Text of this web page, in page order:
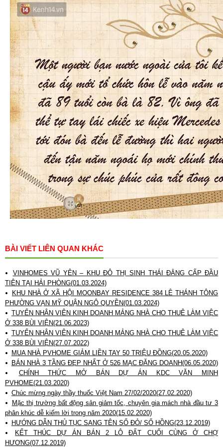
BÀI VIẾT LIÊN QUAN KHÁC
VINHOMES VŨ YÊN – KHU ĐÔ THỊ SINH THÁI ĐẲNG CẤP ĐẦU
TIÊN TẠI HẢI PHÒNG(01.03.2024)
KHU NHÀ Ở XÃ HỘI MOONBAY RESIDENCE 384 LÊ THÁNH TÔNG
PHƯỜNG VẠN MỸ QUẬN NGÔ QUYỀN(01.03.2024)
TUYỂN NHÂN VIÊN KINH DOANH MẢNG NHÀ CHO THUÊ LÀM VIỆC
Ở 338 BÙI VIỆN(21.06.2023)
TUYỂN NHÂN VIÊN KINH DOANH MẢNG NHÀ CHO THUÊ LÀM VIỆC
Ở 338 BÙI VIỆN(27.07.2022)
MUA NHÀ PVHOME GIẢM LIỀN TAY 50 TRIỆU ĐỒNG(20.05.2020)
BÁN NHÀ 3 TẦNG ĐẸP NHẤT Ở 526 MẠC ĐĂNG DOANH(06.05.2020)
CHÍNH THỨC MỞ BÁN DỰ ÁN KDC VĂN MINH
PVHOME(21.03.2020)
Chúc mừng ngày thầy thuốc Việt Nam 27/02/2020(27.02.2020)
Mặc thị trường bất động sản giảm tốc, chuyên gia mách nhà đầu tư 3
phân khúc dễ kiếm lời trong năm 2020(15.02.2020)
HƯỚNG DẪN THỦ TỤC SANG TÊN SỔ ĐỎ/ SỔ HỒNG(23.12.2019)
KẾT THÚC DỰ ÁN BÁN 2 LÔ ĐẤT CUỐI CÙNG Ở CHỢ
HƯƠNG(07.12.2019)